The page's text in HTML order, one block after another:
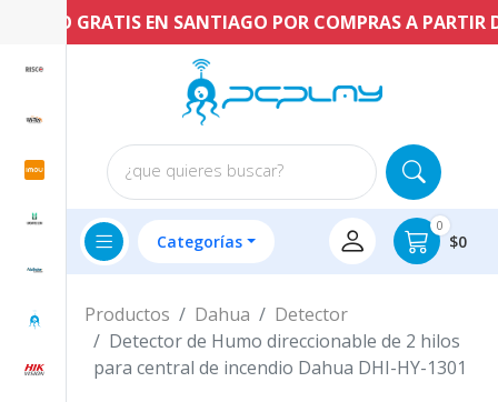
ENVÍO GRATIS EN SANTIAGO POR COMPRAS A PARTIR
¿que quieres buscar?
Categorías
0
$0
Productos Dahua
Detector
Detector de Humo direccionable de 2 hilos
para central de incendio Dahua DHI-HY-1301